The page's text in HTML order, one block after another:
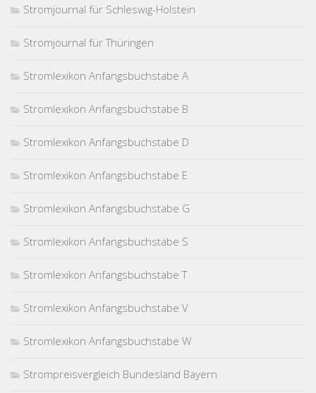
Stromjournal für Schleswig-Holstein
Stromjournal für Thüringen
Stromlexikon Anfangsbuchstabe A
Stromlexikon Anfangsbuchstabe B
Stromlexikon Anfangsbuchstabe D
Stromlexikon Anfangsbuchstabe E
Stromlexikon Anfangsbuchstabe G
Stromlexikon Anfangsbuchstabe S
Stromlexikon Anfangsbuchstabe T
Stromlexikon Anfangsbuchstabe V
Stromlexikon Anfangsbuchstabe W
Strompreisvergleich Bundesland Bayern